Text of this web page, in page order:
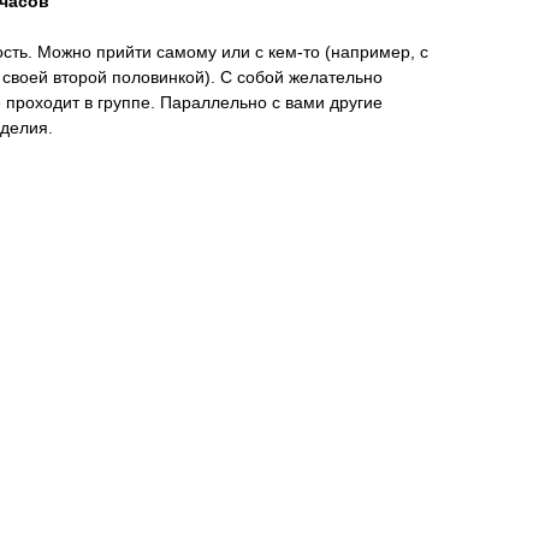
Можно прийти самому или с кем-то (например, с
второй половинкой). С собой желательно
в группе. Параллельно с вами другие